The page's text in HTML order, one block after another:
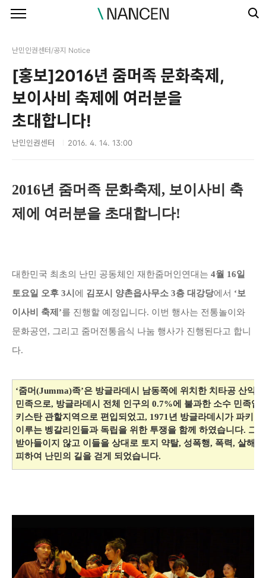
난민인권센터/공지 Notice
[홍보]2016년 줌머족 문화축제,
보이사비 축제에 여러분을
초대합니다!
난민인권센터 2016. 4. 14. 13:00
2016년 줌머족 문화축제, 보이사비 축
제에 여러분을 초대합니다!
대한민국 최초의 난민 공동체인 재한줌머인연대는 4월 16일
토 요일 오후 3시 에 김포시 양촌읍사무소 3층 대강당에 서 ‘보
이사비 축제 ’를 진행할 예 정입니다. 이번 행사는 전통놀이와
문화공연, 그리고 줌머전통음식 나눔 행사가 진행된다고 합니
다.
‘줌머(Jumma)족’은 방글라데시 남동쪽에 위치한 치타공 산악
민족으로, 방글라데시 전체 인구의 0.7%에 불과한 소수 민족
키스탄 관할지역으로 편입되었고, 1971년 방글라데시가 파키
이루는 벵갈리인들과 독립을 위한 투쟁을 함께 하였습니다. 그
받아들이지 않고 이들을 상대로 토지 약탈, 성폭행, 폭력, 살해
피하여 난민의 길을 걷게 되었습니다.